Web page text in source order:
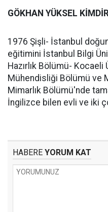
GÖKHAN YÜKSEL
1976 Şişli- İstanbul
eğitimini İstanbul Bilgi
Hazırlık Bölümü-
Mühendisliği Bölümü ve
Mimarlık Bölümü'nde
İngilizce bilen evli ve iki
HABERE YORUM KAT